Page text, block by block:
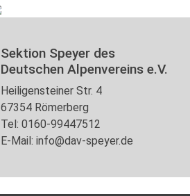
Sektion Speyer des
Deutschen Alpenvereins e.V.
Heiligensteiner Str. 4
67354 Römerberg
Tel: 0160-99447512
E-Mail: info@dav-speyer.de